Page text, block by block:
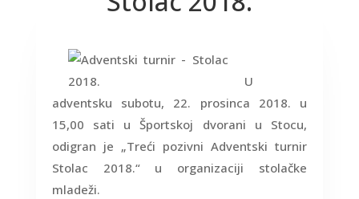
U
adventsku subotu, 22. prosinca 2018. u
15,00 sati u Športskoj dvorani u Stocu,
odigran je „Treći pozivni Adventski turnir
Stolac 2018.“ u organizaciji stolačke
mladeži.